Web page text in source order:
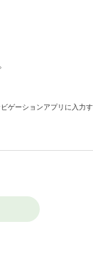
ーションアプリに入力